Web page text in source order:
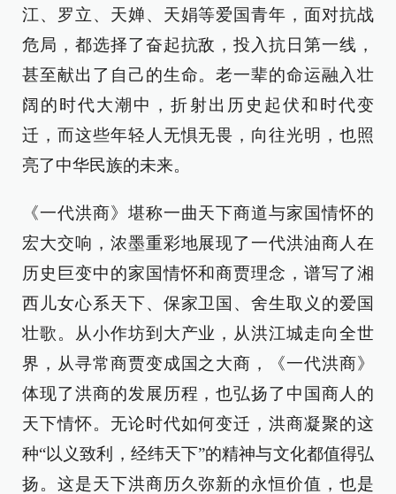
江、罗立、天婵、天娟等爱国青年，面对抗战
危局，都选择了奋起抗敌，投入抗日第一线，
甚至献出了自己的生命。老一辈的命运融入壮
阔的时代大潮中，折射出历史起伏和时代变
迁，而这些年轻人无惧无畏，向往光明，也照
亮了中华民族的未来。
《一代洪商》堪称一曲天下商道与家国情怀的
宏大交响，浓墨重彩地展现了一代洪油商人在
历史巨变中的家国情怀和商贾理念，谱写了湘
西儿女心系天下、保家卫国、舍生取义的爱国
壮歌。从小作坊到大产业，从洪江城走向全世
界，从寻常商贾变成国之大商，《一代洪商》
体现了洪商的发展历程，也弘扬了中国商人的
天下情怀。无论时代如何变迁，洪商凝聚的这
种“以义致利，经纬天下”的精神与文化都值得弘
扬。这是天下洪商历久弥新的永恒价值，也是